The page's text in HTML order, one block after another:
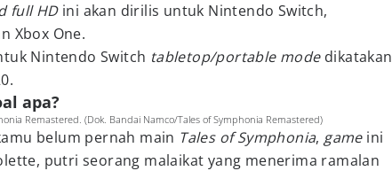
full HD ini akan dirilis untuk Nintendo Switch,
Xbox One.
Nintendo Switch tabletop/portable mode dikatakan
apa?
Remastered. (Dok. Bandai Namco/Tales of Symphonia Remastered)
belum pernah main Tales of Symphonia, game ini
putri seorang malaikat yang menerima ramalan